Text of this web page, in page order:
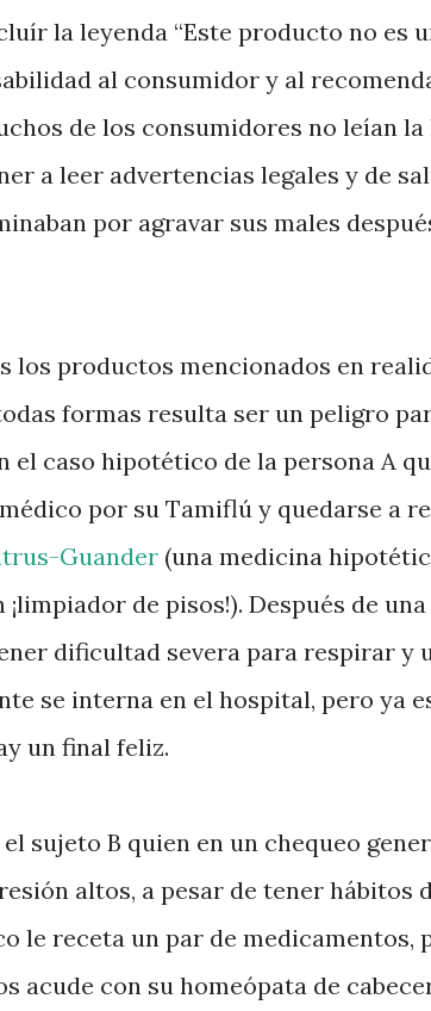
la leyenda “Este producto no es
al consumidor y al
de los consumidores no leían
a leer advertencias legales y de
por agravar sus males
los productos mencionados en
formas resulta ser un peligro
el caso hipotético de la persona A
por su Tamiflú y quedarse a
Guander (una medicina
de pisos!). Después de
dificultad severa para respirar y
se interna en el hospital, pero ya
un final feliz.
sujeto B quien en un chequeo
altos, a pesar de tener hábitos
le receta un par de medicamentos,
acude con su homeópata de